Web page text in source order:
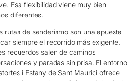
Esa flexibilidad viene muy bien
diferentes.
rutas de senderismo son una apuesta
siempre el recorrido más exigente.
recuerdos salen de caminos
y paradas sin prisa. El entorno
i Estany de Sant Maurici ofrece